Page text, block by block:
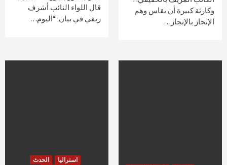
وكارثة كبيرة أن يقاس وهم
الإنجاز بالإنجاز…
قال اللواء النائب أشرف
ريفي في بيان: “اليوم…
استراليا
الحدث